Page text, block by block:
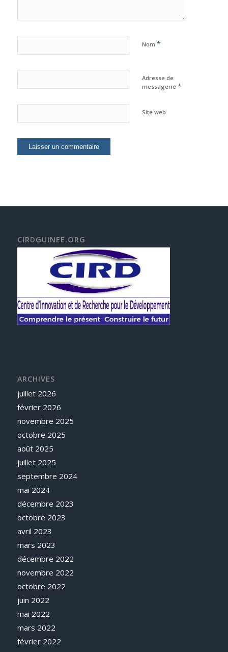
Nom *
Adresse de
messagerie *
Site web
CIRDGUINEE.ORG
ARCHIVES
juillet 2026
février 2026
novembre 2025
octobre 2025
août 2025
juillet 2025
septembre 2024
mai 2024
décembre 2023
octobre 2023
avril 2023
mars 2023
décembre 2022
novembre 2022
octobre 2022
juin 2022
mai 2022
mars 2022
février 2022